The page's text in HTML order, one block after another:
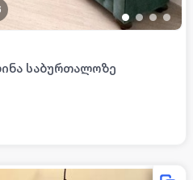
••••
საბურთალოზე